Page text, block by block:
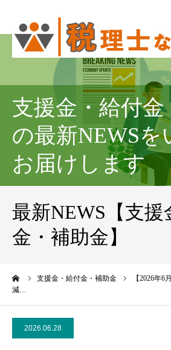
支援金・給付金
の最新NEWSを
お届けします
最新NEWS【支援
金・補助金】
支援金・給付金・補助金
【2026年
減…
2026.06.28